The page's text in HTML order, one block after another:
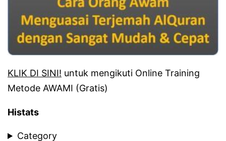
KLIK DI SINI! untuk mengikuti Online Training
Metode AWAMI (Gratis)
Histats
Category